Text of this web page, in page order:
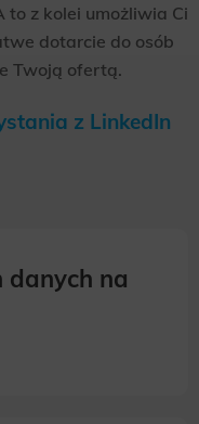
z kolei umożliwia Ci
dotarcie do osób
Twoją ofertą.
z LinkedIn
danych na